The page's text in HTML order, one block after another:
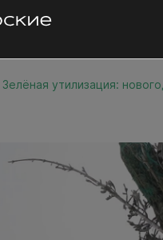
Зелёная утилизация: